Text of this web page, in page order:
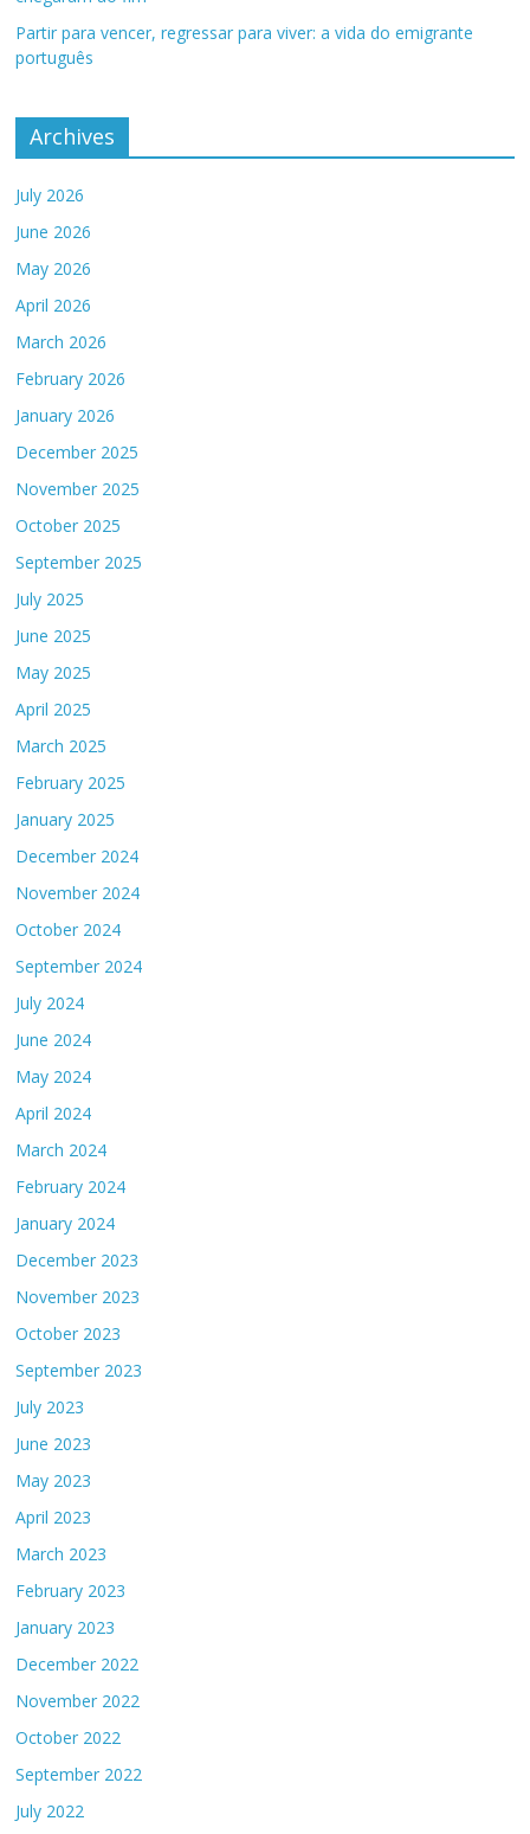
Partir para vencer, regressar para viver: a vida do emigrante
português
Archives
July 2026
June 2026
May 2026
April 2026
March 2026
February 2026
January 2026
December 2025
November 2025
October 2025
September 2025
July 2025
June 2025
May 2025
April 2025
March 2025
February 2025
January 2025
December 2024
November 2024
October 2024
September 2024
July 2024
June 2024
May 2024
April 2024
March 2024
February 2024
January 2024
December 2023
November 2023
October 2023
September 2023
July 2023
June 2023
May 2023
April 2023
March 2023
February 2023
January 2023
December 2022
November 2022
October 2022
September 2022
July 2022